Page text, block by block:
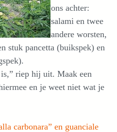
ons achter:
salami en twee
andere worsten,
stuk pancetta (buikspek) en
riep hij uit. Maak een
en je weet niet wat je
carbonara” en guanciale